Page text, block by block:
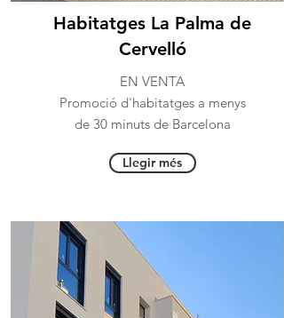
Habitatges La Palma de
Cervelló
EN VENTA
Promoció d'habitatges a menys
de 30 minuts de Barcelona
Llegir més